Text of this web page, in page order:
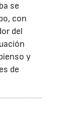
se
con
del
y
de